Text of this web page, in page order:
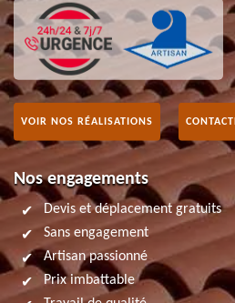
VOIR NOS RÉALISATIONS
Nos engagements
Devis et déplacement gratuits
Sans engagement
Artisan passionné
Prix imbattable